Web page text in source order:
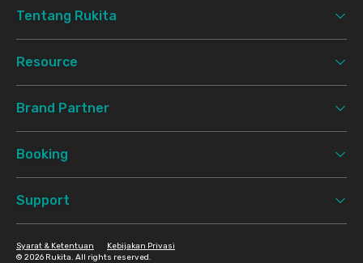
Tentang Rukita
Resource
Brand Partner
Booking
Support
© 2026 Rukita. All rights reserved.
Syarat & Ketentuan Kebijakan Privasi